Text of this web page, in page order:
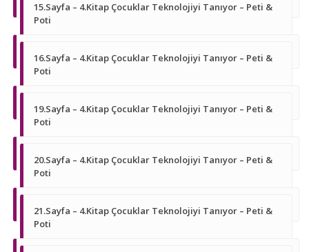
15.Sayfa – 4.Kitap Çocuklar Teknolojiyi Tanıyor – Peti &
Poti
16.Sayfa – 4.Kitap Çocuklar Teknolojiyi Tanıyor – Peti &
Poti
19.Sayfa – 4.Kitap Çocuklar Teknolojiyi Tanıyor – Peti &
Poti
20.Sayfa – 4.Kitap Çocuklar Teknolojiyi Tanıyor – Peti &
Poti
21.Sayfa – 4.Kitap Çocuklar Teknolojiyi Tanıyor – Peti &
Poti